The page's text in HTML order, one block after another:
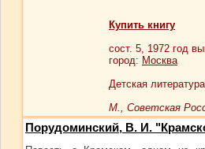
Купить книгу
сост. 5, 1972 год
город: Москва
Детская литература
М., Советская
Порудоминский, В. И.